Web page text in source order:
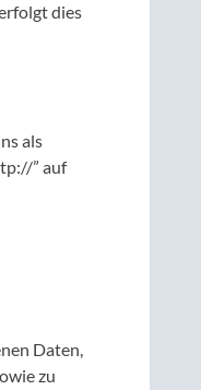
dies
als
” auf
Daten,
zu